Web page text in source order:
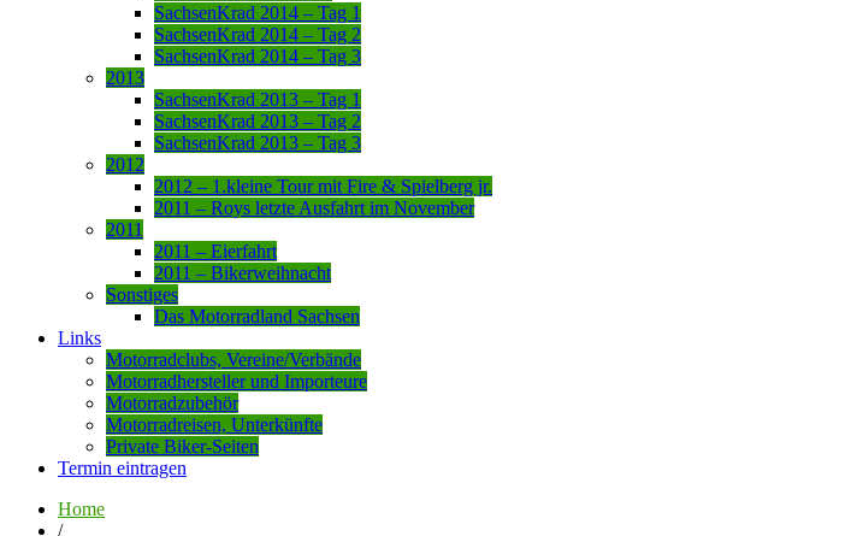
SachsenKrad 2014 – Tag 1
SachsenKrad 2014 – Tag 2
SachsenKrad 2014 – Tag 3
2013
SachsenKrad 2013 – Tag 1
SachsenKrad 2013 – Tag 2
SachsenKrad 2013 – Tag 3
2012
2012 – 1.kleine Tour mit Fire & Spielberg jr.
2011 – Roys letzte Ausfahrt im November
2011
2011 – Eierfahrt
2011 – Bikerweihnacht
Sonstiges
Das Motorradland Sachsen
Links
Motorradclubs, Vereine/Verbände
Motorradhersteller und Importeure
Motorradzubehör
Motorradreisen, Unterkünfte
Private Biker-Seiten
Termin eintragen
Home
/